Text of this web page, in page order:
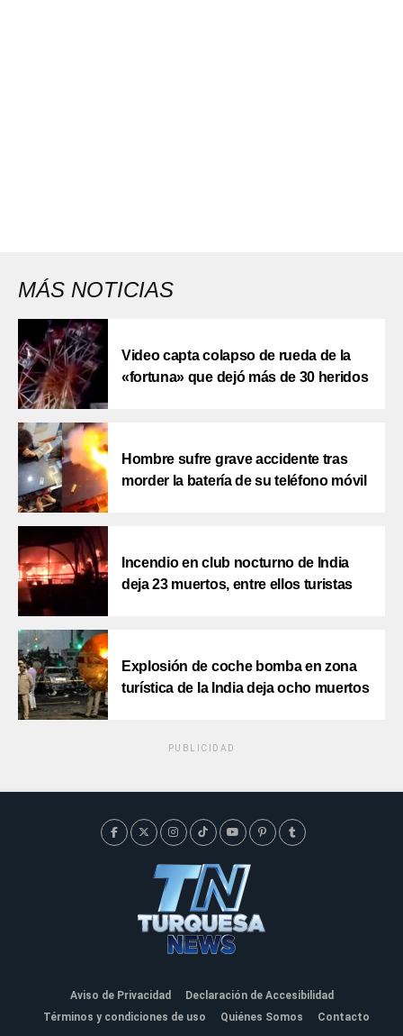
MÁS NOTICIAS
Video capta colapso de rueda de la
«fortuna» que dejó más de 30 heridos
Hombre sufre grave accidente tras
morder la batería de su teléfono móvil
Incendio en club nocturno de India
deja 23 muertos, entre ellos turistas
Explosión de coche bomba en zona
turística de la India deja ocho muertos
PUBLICIDAD
Aviso de Privacidad
Declaración de Accesibilidad
Términos y condiciones de uso
Quiénes Somos Contacto